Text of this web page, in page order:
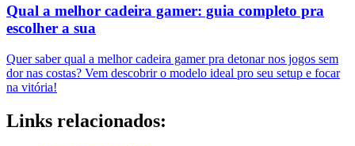
Qual a melhor cadeira gamer: guia completo pra
escolher a sua
Quer saber qual a melhor cadeira gamer pra detonar nos jogos sem
dor nas costas? Vem descobrir o modelo ideal pro seu setup e focar
na vitória!
Links relacionados: